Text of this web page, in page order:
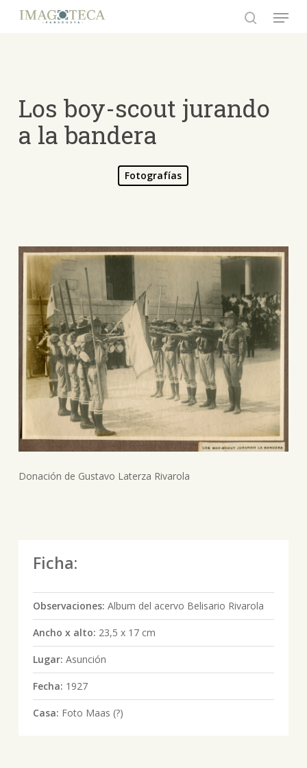
Menu
Los boy-scout jurando
a la bandera
Fotografías
Donación de Gustavo Laterza Rivarola
Ficha:
Observaciones: Album del acervo Belisario Rivarola
Ancho x alto: 23,5 x 17 cm
Lugar: Asunción
Fecha: 1927
Casa: Foto Maas (?)